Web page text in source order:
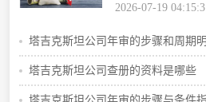
2026-07-19
塔吉克斯坦公司年审的步骤和周期
塔吉克斯坦公司查册的资料是哪些